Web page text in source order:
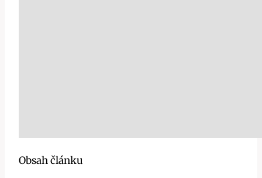
Obsah článku